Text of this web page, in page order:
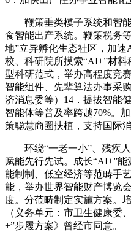
鞭策垂类模子系统和智能
食智能出产系统。鞭策税务
地”立异孵化生态社区，加
校、科研院所摸索“AI+”材
型科研范式，举办高程度竞
智能组件、先辈算法办事采
济消息委等）14．提拔智能
智能体等普及率跨越70%。
策聪慧商圈扶植，支持国际
环绕“一老一小”、残疾人
赋能先行先试。成长“AI+”
能制制、低空经济等范畴手
能，举办世界智能财产博览
度。分范畴制定实施方案。
（义务单元：市卫生健康委
+”步履方案》曾经市同意。